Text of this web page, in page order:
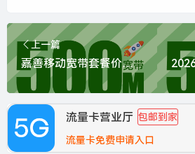
上一篇
嘉善移动宽带套餐价格表最新消息？推荐移动500M包1年300元
流量卡营业厅 包邮到家
流量卡免费申请入口